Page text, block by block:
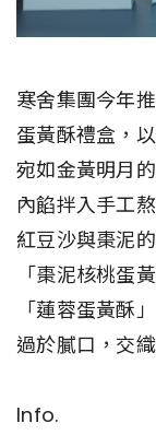
寒舍集團今年
蛋黃酥禮盒，
宛如金黃明月
內餡拌入手工
紅豆沙與棗泥
「棗泥核桃蛋
「蓮蓉蛋黃酥
過於膩口，交
Info.